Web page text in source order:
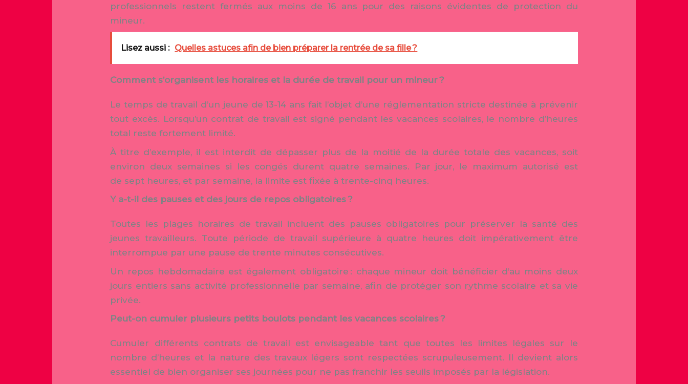
professionnels restent fermés aux moins de 16 ans pour des raisons évidentes de protection du
mineur.
Lisez aussi : Quelles astuces afin de bien préparer la rentrée de sa fille ?
Comment s’organisent les horaires et la durée de travail pour un mineur ?
Le temps de travail d’un jeune de 13-14 ans fait l’objet d’une réglementation stricte destinée à prévenir
tout excès. Lorsqu’un contrat de travail est signé pendant les vacances scolaires, le nombre d’heures
total reste fortement limité.
À titre d’exemple, il est interdit de dépasser plus de la moitié de la durée totale des vacances, soit
environ deux semaines si les congés durent quatre semaines. Par jour, le maximum autorisé est
de sept heures, et par semaine, la limite est fixée à trente-cinq heures.
Y a-t-il des pauses et des jours de repos obligatoires ?
Toutes les plages horaires de travail incluent des pauses obligatoires pour préserver la santé des
jeunes travailleurs. Toute période de travail supérieure à quatre heures doit impérativement être
interrompue par une pause de trente minutes consécutives.
Un repos hebdomadaire est également obligatoire : chaque mineur doit bénéficier d’au moins deux
jours entiers sans activité professionnelle par semaine, afin de protéger son rythme scolaire et sa vie
privée.
Peut-on cumuler plusieurs petits boulots pendant les vacances scolaires ?
Cumuler différents contrats de travail est envisageable tant que toutes les limites légales sur le
nombre d’heures et la nature des travaux légers sont respectées scrupuleusement. Il devient alors
essentiel de bien organiser ses journées pour ne pas franchir les seuils imposés par la législation.